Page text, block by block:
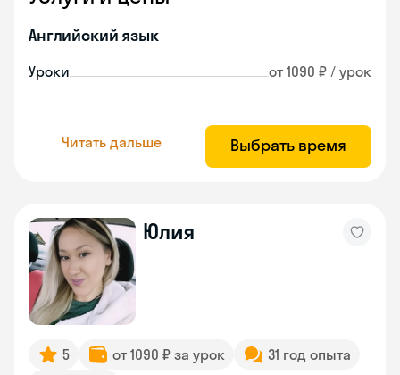
Английский язык
Уроки от 1090 ₽ / урок
Читать дальше Выбрать время
Юлия
5 от 1090 ₽ за урок
31 год опыта